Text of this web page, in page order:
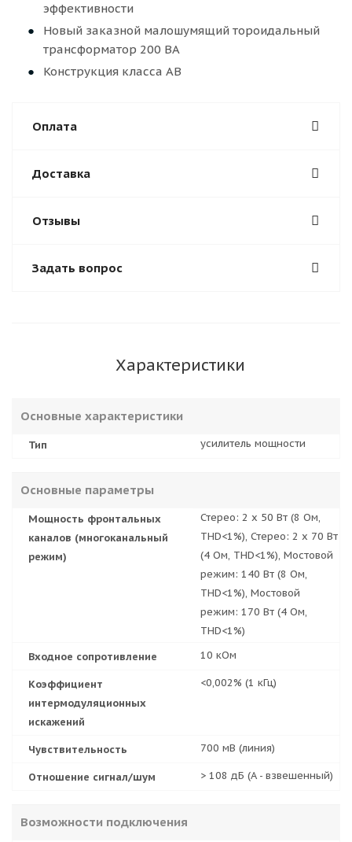
эффективности
Новый заказной малошумящий тороидальный
трансформатор 200 ВА
Конструкция класса AB
Оплата
Доставка
Отзывы
Задать вопрос
Характеристики
Основные характеристики
Тип усилитель мощности
Основные параметры
Мощность фронтальных
каналов (многоканальный
режим)
Стерео: 2 x 50 Вт (8 Ом,
THD<1%), Стерео: 2 x 70 Вт
(4 Ом, THD<1%), Мостовой
режим: 140 Вт (8 Ом,
THD<1%), Мостовой
режим: 170 Вт (4 Ом,
THD<1%)
Входное сопротивление
10 кОм
Коэффициент
интермодуляционных
искажений
<0,002% (1 кГц)
Чувствительность 700 мВ (линия)
Отношение сигнал/шум > 108 дБ (A - взвешенный)
Возможности подключения